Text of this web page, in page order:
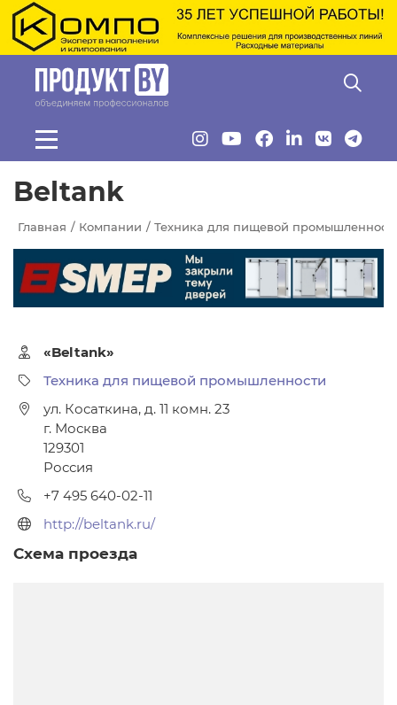
Перейти к основному содержанию
Beltank
Главная Компании Техника для пищевой
«Beltank»
Техника для пищевой промышленности
ул. Косаткина, д. 11 комн. 23
г. Москва
129301
Россия
+7 495 640-02-11
http://beltank.ru/